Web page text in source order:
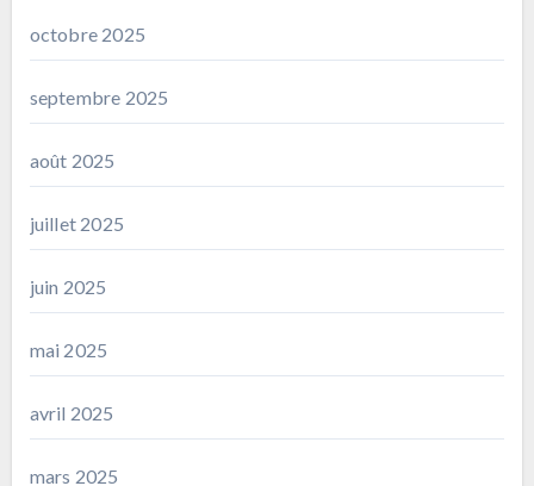
octobre 2025
septembre 2025
août 2025
juillet 2025
juin 2025
mai 2025
avril 2025
mars 2025